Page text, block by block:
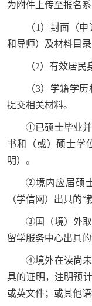
为附件上传至报名
（1）封面（
和导师）及材料目录
（2）有效居
（3）学籍学
提交相关材料。
①已硕士毕业
书和（或）硕士学
明）。
②境内应届硕
（学信网）出具的“
③国（境）外
留学服务中心出具
④境外在读尚
具的证明，注明预
或英文件；或其他